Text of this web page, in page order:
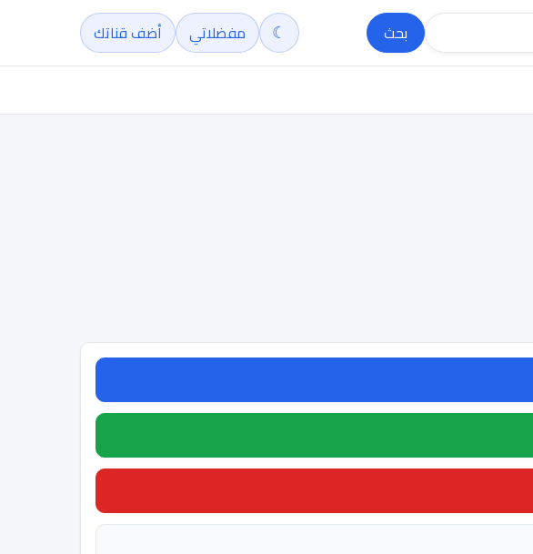
بحث ☾ مفضلاتي أضف قناتك